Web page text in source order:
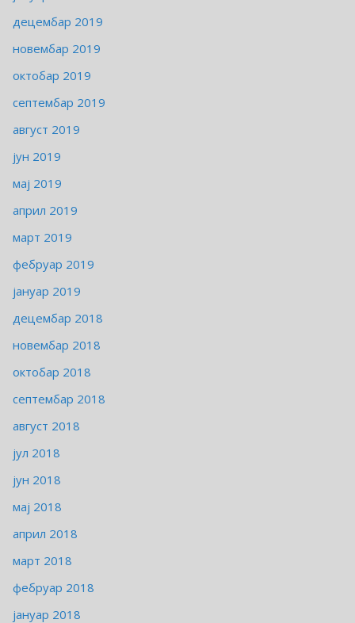
децембар 2019
новембар 2019
октобар 2019
септембар 2019
август 2019
јун 2019
мај 2019
април 2019
март 2019
фебруар 2019
јануар 2019
децембар 2018
новембар 2018
октобар 2018
септембар 2018
август 2018
јул 2018
јун 2018
мај 2018
април 2018
март 2018
фебруар 2018
јануар 2018